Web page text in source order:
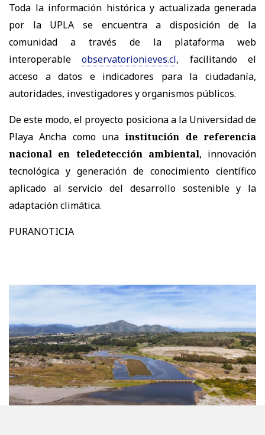
Toda la información histórica y actualizada generada
por la UPLA se encuentra a disposición de la
comunidad a través de la plataforma web
interoperable
observatorionieves.cl, facilitando el
acceso a datos e indicadores para la ciudadanía,
autoridades, investigadores y organismos públicos.
De este modo, el proyecto posiciona a la Universidad de
Playa Ancha como una institución de referencia
nacional en teledetección ambiental, innovación
tecnológica y generación de conocimiento científico
aplicado al servicio del desarrollo sostenible y la
adaptación climática.
PURANOTICIA